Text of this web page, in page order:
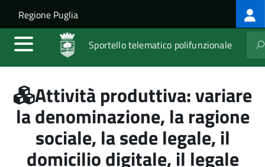
Salta al contenuto principale
Skip to site navigation
Regione Puglia
Sportello telematico polifunzionale
Attività produttiva: variare
la denominazione, la ragione
sociale, la sede legale, il
domicilio digitale, il legale